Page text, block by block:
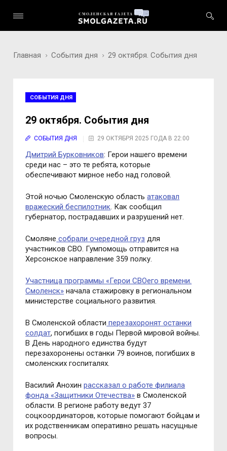
Главная События дня 29 октября. События дня
СОБЫТИЯ ДНЯ
29 октября. События дня
СОБЫТИЯ ДНЯ 29 ОКТЯБРЯ 2025 ГОДА В 22:00
Дмитрий Бурковников: Герои нашего времени
среди нас – это те ребята, которые
обеспечивают мирное небо над головой.
Этой ночью Смоленскую областьатаковал
вражеский беспилотник. Как сообщил
губернатор, пострадавших и разрушений нет.
Смоляне собрали очередной груз для
участников СВО. Гумпомощь отправится на
Херсонское направление 359 полку.
Участница программы «Герои СВОего времени.
Смоленск» начала стажировку в региональном
министерстве социального развития.
В Смоленской области перезахоронят останки
солдат, погибших в годы Первой мировой войны.
В День народного единства будут
перезахоронены останки 79 воинов, погибших в
смоленских госпиталях.
Василий Анохинрассказал о работе филиала
фонда «Защитники Отечества» в Смоленской
области. В регионе работу ведут 37
соцкоординаторов, которые помогают бойцам и
их родственникам оперативно решать насущные
вопросы.